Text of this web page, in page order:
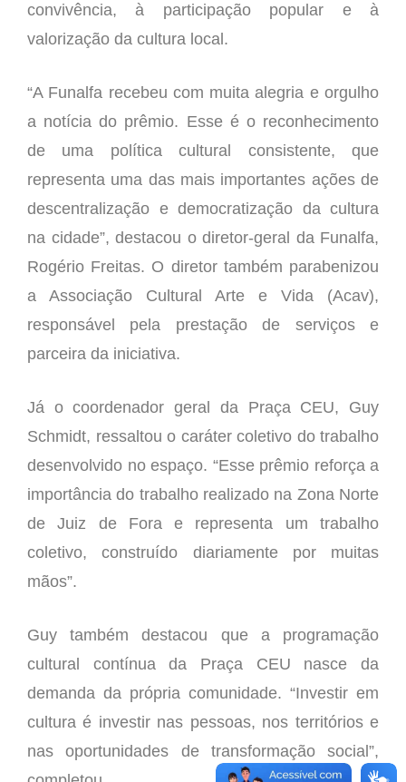
convivência, à participação popular e à
valorização da cultura local.
“A Funalfa recebeu com muita alegria e orgulho
a notícia do prêmio. Esse é o reconhecimento
de uma política cultural consistente, que
representa uma das mais importantes ações de
descentralização e democratização da cultura
na cidade”, destacou o diretor-geral da Funalfa,
Rogério Freitas. O diretor também parabenizou
a Associação Cultural Arte e Vida (Acav),
responsável pela prestação de serviços e
parceira da iniciativa.
Já o coordenador geral da Praça CEU, Guy
Schmidt, ressaltou o caráter coletivo do trabalho
desenvolvido no espaço. “Esse prêmio reforça a
importância do trabalho realizado na Zona Norte
de Juiz de Fora e representa um trabalho
coletivo, construído diariamente por muitas
mãos”.
Guy também destacou que a programação
cultural contínua da Praça CEU nasce da
demanda da própria comunidade. “Investir em
cultura é investir nas pessoas, nos territórios e
nas oportunidades de transformação social”,